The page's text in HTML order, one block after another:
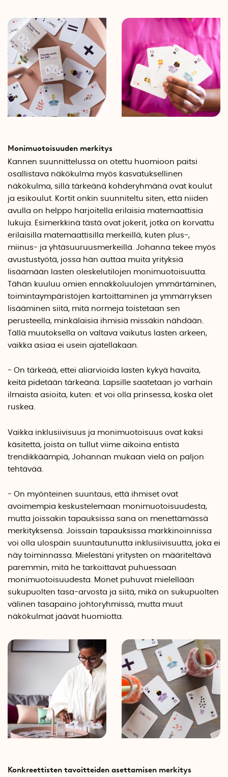
Monimuotoisuuden merkitys
Kannen suunnittelussa on otettu huomioon paitsi
osallistava näkökulma myös kasvatuksellinen
näkökulma, sillä tärkeänä kohderyhmänä ovat koulut
ja esikoulut. Kortit onkin suunniteltu siten, että niiden
avulla on helppo harjoitella erilaisia matemaattisia
lukuja. Esimerkkinä tästä ovat jokerit, jotka on korvattu
erilaisilla matemaattisilla merkeillä, kuten plus-,
miinus- ja yhtäsuuruusmerkeillä. Johanna tekee myös
avustustyötä, jossa hän auttaa muita yrityksiä
lisäämään lasten oleskelutilojen monimuotoisuutta.
Tähän kuuluu omien ennakkoluulojen ymmärtäminen,
toimintaympäristöjen kartoittaminen ja ymmärryksen
lisääminen siitä, mitä normeja toistetaan sen
perusteella, minkälaisia ihmisiä missäkin nähdään.
Tällä muutoksella on valtava vaikutus lasten arkeen,
vaikka asiaa ei usein ajatellakaan.
- On tärkeää, ettei aliarvioida lasten kykyä havaita,
keitä pidetään tärkeänä. Lapsille saatetaan jo varhain
ilmaista asioita, kuten: et voi olla prinsessa, koska olet
ruskea.
Vaikka inklusiivisuus ja monimuotoisuus ovat kaksi
käsitettä, joista on tullut viime aikoina entistä
trendikkäämpiä, Johannan mukaan vielä on paljon
tehtävää.
- On myönteinen suuntaus, että ihmiset ovat
avoimempia keskustelemaan monimuotoisuudesta,
mutta joissakin tapauksissa sana on menettämässä
merkityksensä. Joissain tapauksissa markkinoinnissa
voi olla ulospäin suuntautunutta inklusiivisuutta, joka ei
näy toiminnassa. Mielestäni yritysten on määriteltävä
paremmin, mitä he tarkoittavat puhuessaan
monimuotoisuudesta. Monet puhuvat mielellään
sukupuolten tasa-arvosta ja siitä, mikä on sukupuolten
välinen tasapaino johtoryhmissä, mutta muut
näkökulmat jäävät huomiotta.
Konkreettisten tavoitteiden asettamisen merkitys